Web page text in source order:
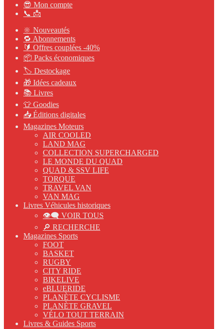
😎 Mon compte
📞 📩
🔆 Nouveautés
🔁 Abonnements
🔰 Offres couplées -40%
📦 Packs économiques
🏷 Destockage
🎁 Idées cadeaux
📚 Livres
👕 Goodies
📥 Éditions digitales
Magazines Moteurs
AIR COOLED
LAND MAG
COLLECTION SUPERCHARGED
LE MONDE DU QUAD
QUAD & SSV LIFE
TORQUE
TRAVEL VAN
VAN MAG
Livres Véhicules historiques
👁‍🗨 VOIR TOUS
🔎 RECHERCHE
Magazines Sports
FOOT
BASKET
RUGBY
CITY RIDE
BIKELIVE
eBLUERIDE
PLANÈTE CYCLISME
PLANÈTE GRAVEL
VÉLO TOUT TERRAIN
Livres & Guides Sports